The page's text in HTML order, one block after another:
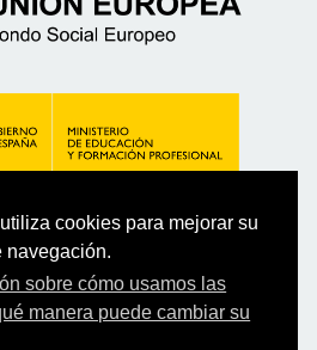
cookies para mejorar su
navegación.
sobre cómo usamos las
manera puede cambiar su